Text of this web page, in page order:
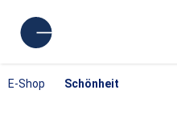
E-Shop Schönheit